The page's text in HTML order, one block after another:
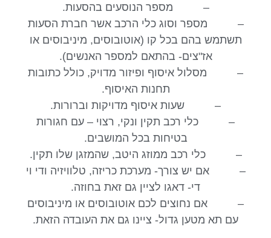
– מספר הנוסעים בהסעות.
– מספר וסוג כלי הרכב אשר חברת הסעות
תשתמש בהם בכל קו (אוטובוסים, מיניבוסים או
אז"צים- בהתאם למספר האנשים).
– מסלול איסוף ופיזור מדויק, כולל כתובות
תחנות האיסוף.
– שעות איסוף מדויקות וברורות.
– כלי רכב תקין ונקי, רצוי – עם חגורות
בטיחות בכל המושבים.
– כלי רכב ממוזג היטב, שהמזגן שלו תקין.
– אם יש צורך- מערכת כריזה, טלוויזיה ודי וי
די- דאגו לציין גם זאת בחוזה.
– אם נחוצים לכם אוטובוסים או מיניבוסים
עם תא מטען גדול- ציינו גם את העובדה הזאת.